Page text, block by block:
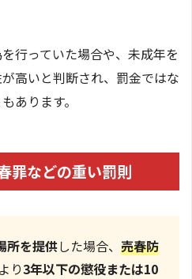
行っていた場合や、未成年を
高いと判断され、罰金ではな
あります。
罪などの重い罰則
所を提供した場合、 売春防
り3年以下の懲役または10